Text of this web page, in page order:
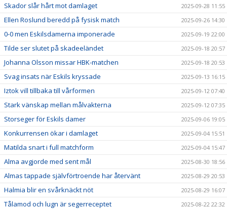
Skador slår hårt mot damlaget 2025-09-28 11:55
Ellen Roslund beredd på fysisk match 2025-09-26 14:30
0-0 men Eskilsdamerna imponerade 2025-09-19 22:00
Tilde ser slutet på skadeeländet 2025-09-18 20:57
Johanna Olsson missar HBK-matchen 2025-09-18 20:53
Svag insats när Eskils kryssade 2025-09-13 16:15
Iztok vill tillbaka till vårformen 2025-09-12 07:40
Stark vänskap mellan målvakterna 2025-09-12 07:35
Storseger för Eskils damer 2025-09-06 19:05
Konkurrensen ökar i damlaget 2025-09-04 15:51
Matilda snart i full matchform 2025-09-04 15:47
Alma avgjorde med sent mål 2025-08-30 18:56
Almas tappade självförtroende har återvänt 2025-08-29 20:53
Halmia blir en svårknäckt nöt 2025-08-29 16:07
Tålamod och lugn är segerreceptet 2025-08-22 22:32